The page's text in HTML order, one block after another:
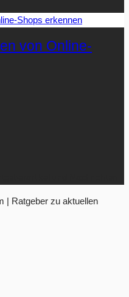
von Online-
| Ratgeber zu aktuellen